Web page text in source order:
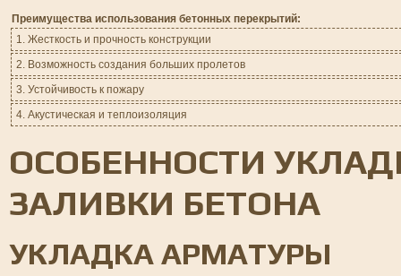
Преимущества использования бетонных перекрытий:
1. Жесткость и прочность конструкции
2. Возможность создания больших пролетов
3. Устойчивость к пожару
4. Акустическая и теплоизоляция
ОСОБЕННОСТИ
ЗАЛИВКИ БЕТОНА
УКЛАДКА АРМАТУРЫ